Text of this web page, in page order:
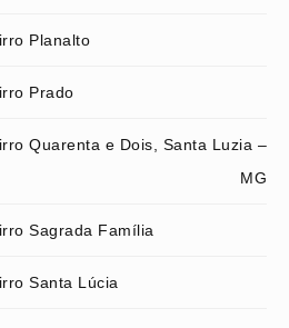
Planalto
Prado
Quarenta e Dois, Santa Luzia –
MG
Sagrada Família
Santa Lúcia